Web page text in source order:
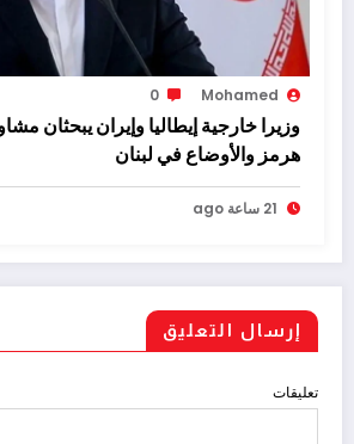
Mohamed
0
وزيرا خارجية إيطاليا وإيران يبحثان
هرمز والأوضاع في لبنان
21 ساعة ago
إرسال التعليق
تعليقات